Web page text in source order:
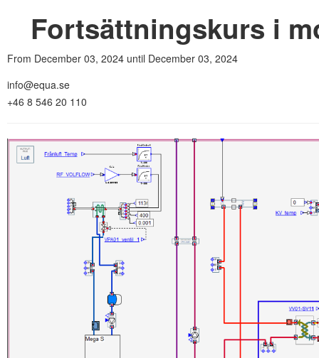
Fortsättningskurs i
From December 03, 2024 until December 03, 2024
info@equa.se
+46 8 546 20 110